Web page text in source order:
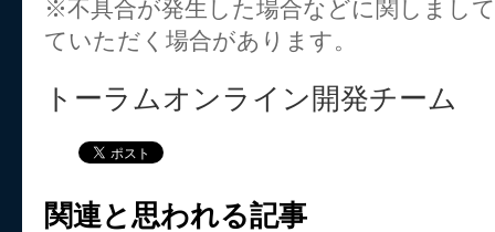
※不具合が発生した場合などに関しまし
ていただく場合があります。
トーラムオンライン開発チーム
関連と思われる記事